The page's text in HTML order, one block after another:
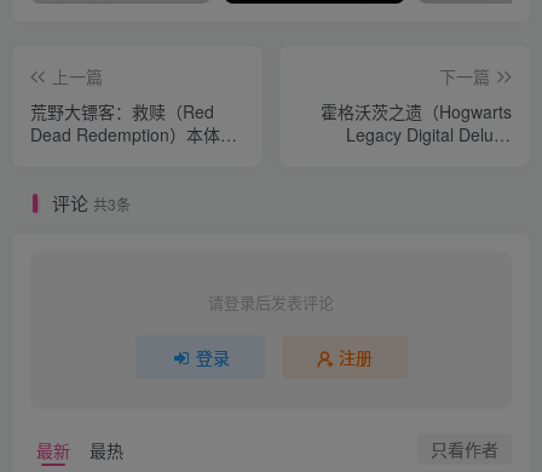
上一篇
荒野大镖客：救赎（Red
Dead Redemption）本体
下一篇
霍格沃茨之遗（Hogwarts
Legacy Digital Deluxe
评论 共3条
请登录后发表评论
登录 注册
最新 最热 只看作者